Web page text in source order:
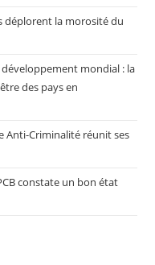
déplorent la morosité du
mondial : la
des pays en
Anti-Criminalité réunit ses
constate un bon état